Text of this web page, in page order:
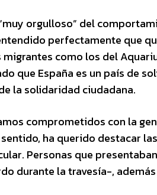
orgulloso” del
perfectamente que
migrantes como los del
que España es un país de
la solidaridad ciudadana.
comprometidos con la
ha querido destacar
Personas que
durante la travesía-,